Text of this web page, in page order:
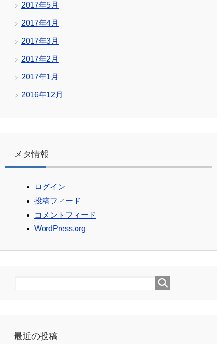
2017年5月
2017年4月
2017年3月
2017年2月
2017年1月
2016年12月
メタ情報
ログイン
投稿フィード
コメントフィード
WordPress.org
最近の投稿